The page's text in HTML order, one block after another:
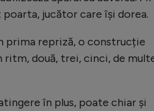
jucător care își dorea.
prima repriză, o construcție
ritm, două, trei, cinci, de
în plus, poate chiar și